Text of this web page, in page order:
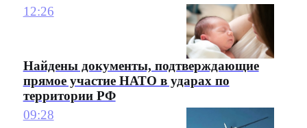
12:26
Найдены документы, подтверждающие
прямое участие НАТО в ударах по
территории РФ
09:28